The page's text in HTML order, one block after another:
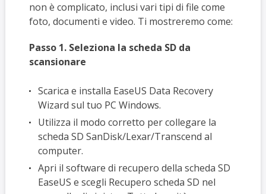
non è complicato, inclusi vari tipi di file come
foto, documenti e video. Ti mostreremo come:
Passo 1. Seleziona la scheda SD da
scansionare
Scarica e installa EaseUS Data Recovery
Wizard sul tuo PC Windows.
Utilizza il modo corretto per collegare la
scheda SD SanDisk/Lexar/Transcend al
computer.
Apri il software di recupero della scheda SD
EaseUS e scegli Recupero scheda SD nel